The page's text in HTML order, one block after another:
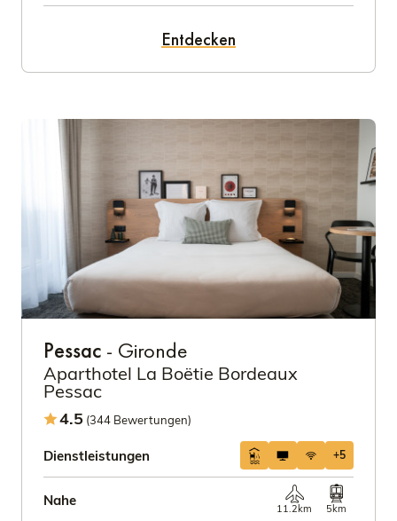
Entdecken
Pessac - Gironde
Aparthotel La Boëtie Bordeaux
Pessac
4.5 (344 Bewertungen)
Dienstleistungen +5
Nahe
11.2km 5km